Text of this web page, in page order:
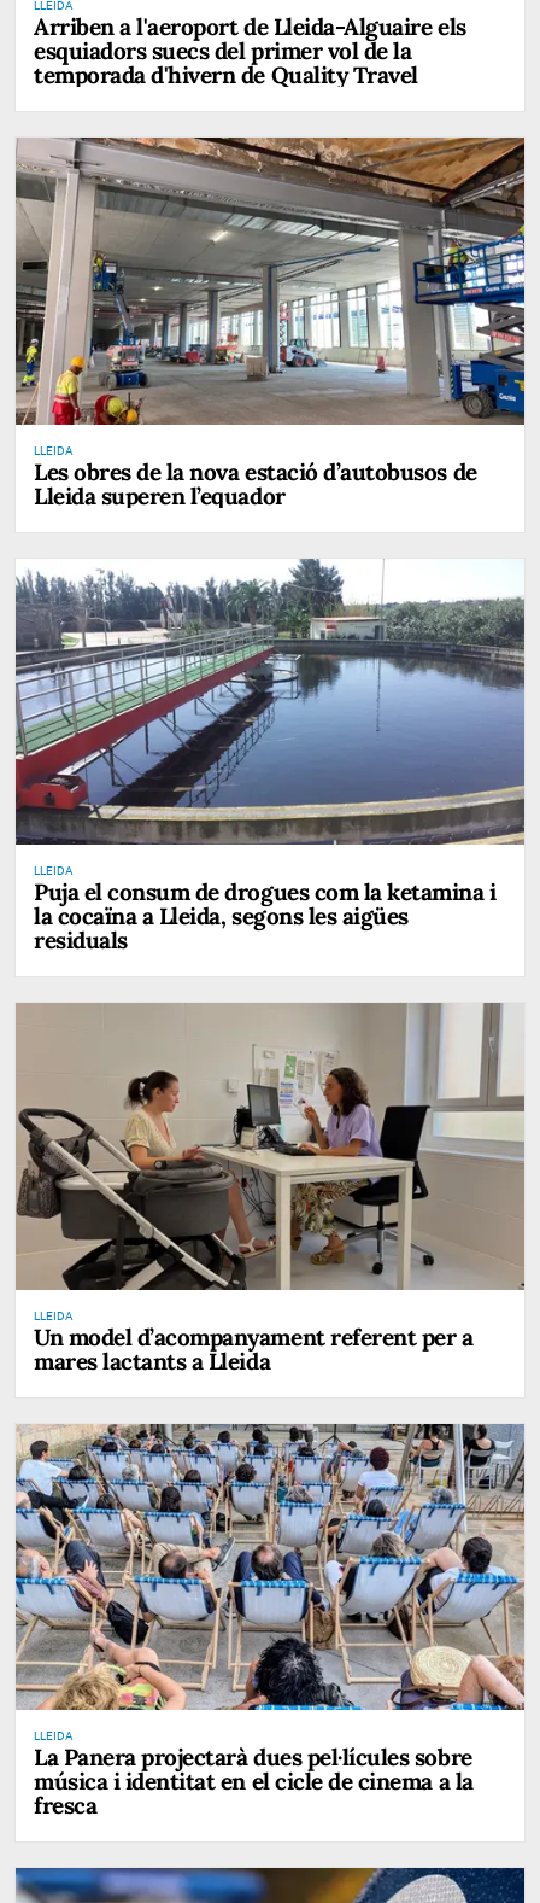
LLEIDA
Arriben a l'aeroport de Lleida-Alguaire els
esquiadors suecs del primer vol de la
temporada d'hivern de Quality Travel
LLEIDA
Les obres de la nova estació d’autobusos de
Lleida superen l’equador
LLEIDA
Puja el consum de drogues com la ketamina i
la cocaïna a Lleida, segons les aigües
residuals
LLEIDA
Un model d’acompanyament referent per a
mares lactants a Lleida
LLEIDA
La Panera projectarà dues pel·lícules sobre
música i identitat en el cicle de cinema a la
fresca